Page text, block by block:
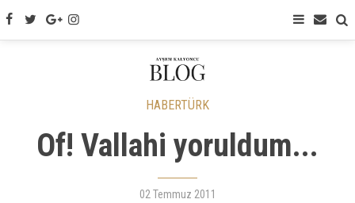
HABERTÜRK
Of! Vallahi yoruldum...
02 Temmuz 2011